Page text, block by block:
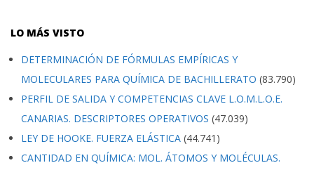
LO MÁS VISTO
DETERMINACIÓN DE FÓRMULAS EMPÍRICAS Y
MOLECULARES PARA QUÍMICA DE BACHILLERATO (83.790)
PERFIL DE SALIDA Y COMPETENCIAS CLAVE L.O.M.L.O.E.
CANARIAS. DESCRIPTORES OPERATIVOS (47.039)
LEY DE HOOKE. FUERZA ELÁSTICA (44.741)
CANTIDAD EN QUÍMICA: MOL. ÁTOMOS Y MOLÉCULAS.